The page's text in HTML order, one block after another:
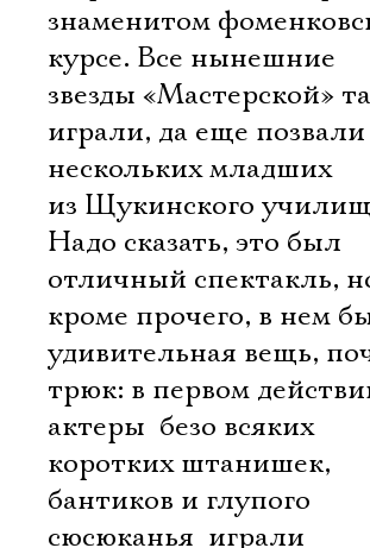
знаменитом
курсе. Все нынешние
звезды «Мастерской»
играли, да еще позвали
нескольких младших
из Щукинского
Надо сказать, это был
отличный спектакль,
кроме прочего, в нем
удивительная вещь,
трюк: в первом
актеры  безо всяких
коротких штанишек,
бантиков и глупого
сюсюканья  играли